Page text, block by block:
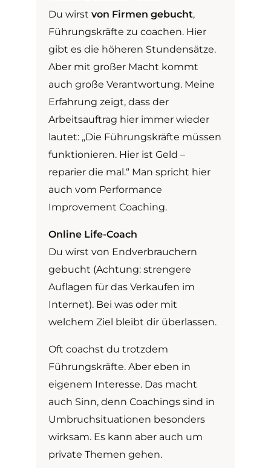
Du wirst von Firmen gebucht,
Führungskräfte zu coachen. Hier
gibt es die höheren Stundensätze.
Aber mit großer Macht kommt
auch große Verantwortung. Meine
Erfahrung zeigt, dass der
Arbeitsauftrag hier immer wieder
lautet: „Die Führungskräfte müssen
funktionieren. Hier ist Geld –
reparier die mal.“ Man spricht hier
auch vom Performance
Improvement Coaching.
Online Life-Coach
Du wirst von Endverbrauchern
gebucht (Achtung: strengere
Auflagen für das Verkaufen im
Internet). Bei was oder mit
welchem Ziel bleibt dir überlassen.
Oft coachst du trotzdem
Führungskräfte. Aber eben in
eigenem Interesse. Das macht
auch Sinn, denn Coachings sind in
Umbruchsituationen besonders
wirksam. Es kann aber auch um
private Themen gehen.